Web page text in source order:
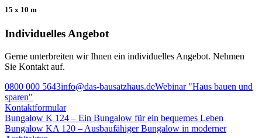
15 x 10 m
Individuelles Angebot
Gerne unterbreiten wir Ihnen ein individuelles Angebot. Nehmen
Sie Kontakt auf.
0800 000 5643info@das-bausatzhaus.deWebinar "Haus bauen und
sparen"
Kontaktformular
Beitragsnavigation
Bungalow K 124 – Ein Bungalow für ein bequemes Leben
Bungalow KA 120 – Ausbaufähiger Bungalow in moderner